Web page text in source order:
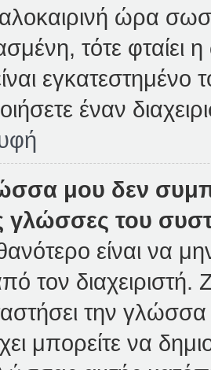
ώρα
τότε φταίει
έναν
μου δεν
γλώσσες του
είναι να
τον διαχειριστή.
την
μπορείτε να